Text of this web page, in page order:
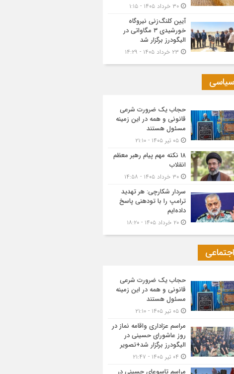
آیین کلنگ‌زنی نیروگاه
خورشیدی ۳ مگاواتی در
الیگودرز برگزار شد
سیاسی
حجاب یک ضرورت شرعی
قانونی و همه در این زمینه
مسئول هستند
۱۸ نکته مهم پیام رهبر معظم
انقلاب
سردار شکارچی: هر تهدید
ترامپ را با تودهنی پاسخ
داده‌ایم
اجتماعی
حجاب یک ضرورت شرعی
قانونی و همه در این زمینه
مسئول هستند
مراسم عزاداری واقامه نماز در
روز عاشورای حسینی در
الیگودرز برگزار شد+تصویر
مراسم تاسوعای حسینی در